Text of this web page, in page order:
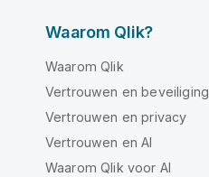
Waarom Qlik?
Waarom Qlik
Vertrouwen en beveiliging
Vertrouwen en privacy
Vertrouwen en AI
Waarom Qlik voor AI